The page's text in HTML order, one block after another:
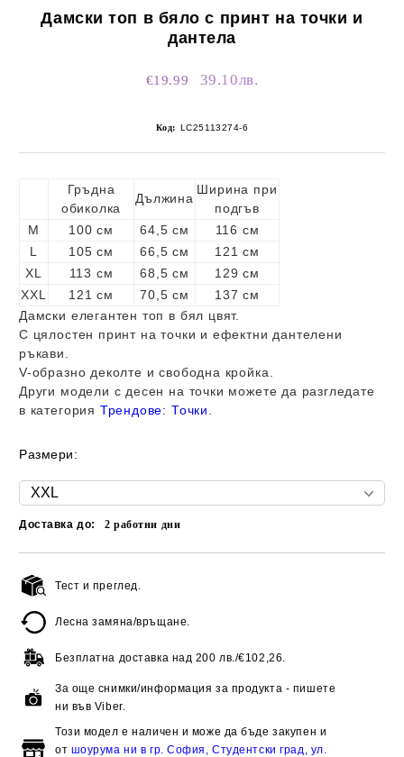
Дамски топ в бяло с принт на точки и
дантела
€19.99 39.10лв.
Код: LC25113274-6
Гръдна
обиколка
Дължина
Ширина при
подгъв
M
100 см 64,5 см
116 см
L
105 см 66,5 см
121 см
XL
113 см 68,5 см
129 см
XXL
121 см 70,5 см
137 см
Дамски елегантен топ в бял цвят.
С цялостен принт на точки и ефектни дантелени
ръкави.
V-образно деколте и свободна кройка.
Други модели с десен на точки можете да разгледате
в категория Трендове: Точки
Размери:
Доставка до: 2работни дни
Тест и преглед.
Лесна замяна/връщане.
Безплатна доставка над 200 лв./€102,26.
За още снимки/информация за продукта - пишете
ни във Viber.
Този модел е наличен и може да бъде закупен и
от шоурума ни в гр. София, Студентски град, ул.